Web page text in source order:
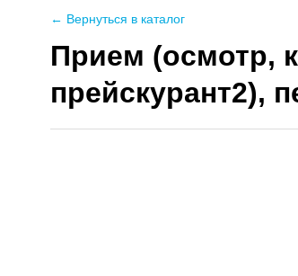
← Вернуться в каталог
Прием (осмотр,
прейскурант2),